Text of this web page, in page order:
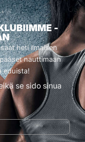
-
heti ilmaisen
nauttimaan
eduista!
se sido sinua